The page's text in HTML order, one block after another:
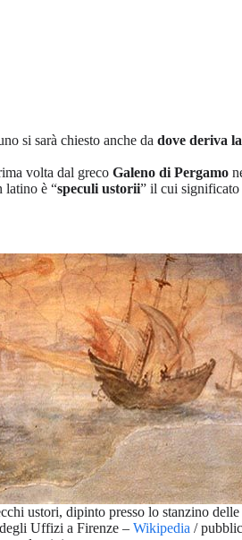
si sarà chiesto anche da dove deriva
volta dal greco Galeno di Pergamo
latino è “speculi ustorii” il cui significato
ustori, dipinto presso lo stanzino delle
Uffizi a Firenze – Wikipedia /